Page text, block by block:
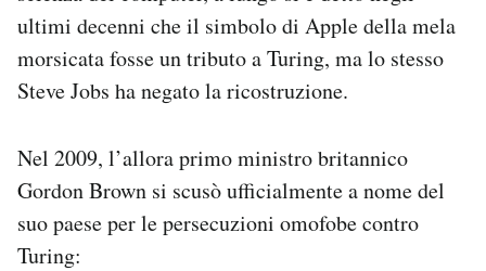
ultimi decenni che il simbolo di Apple della mela
morsicata fosse un tributo a Turing, ma lo stesso
Steve Jobs ha negato la ricostruzione.
Nel 2009, l’allora primo ministro britannico
Gordon Brown si scusò ufficialmente a nome del
suo paese per le persecuzioni omofobe contro
Turing: